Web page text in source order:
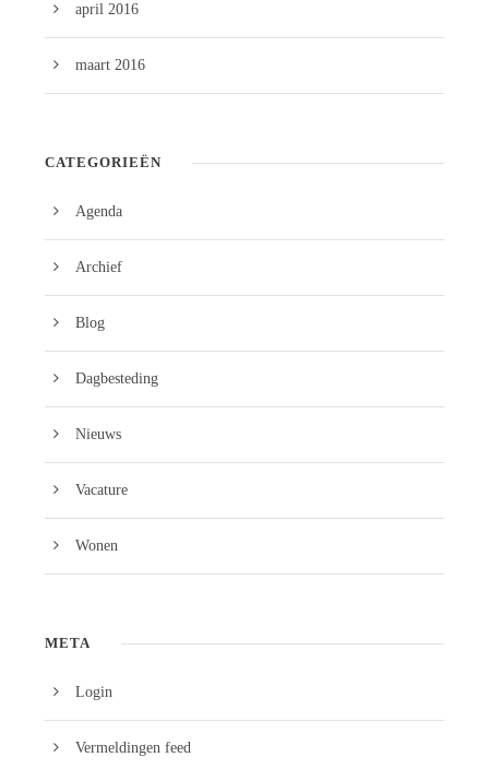
april 2016
maart 2016
CATEGORIEËN
Agenda
Archief
Blog
Dagbesteding
Nieuws
Vacature
Wonen
META
Login
Vermeldingen feed